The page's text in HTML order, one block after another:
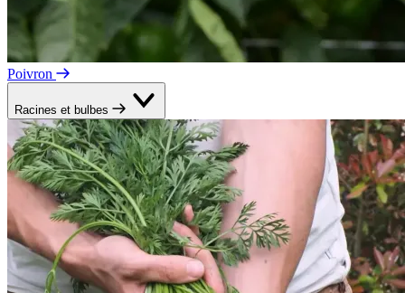
Poivron
Racines et bulbes